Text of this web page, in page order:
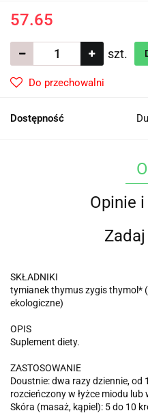
57.65
szt.
Do przechowalni
Dostępność
Opinie
SKŁADNIKI
tymianek thymus zygis thymol*
ekologiczne)
OPIS
Suplement diety.
ZASTOSOWANIE
Doustnie: dwa razy dziennie,
rozcieńczony w łyżce miodu lub
Skóra (masaż, kąpiel): 5 do 10